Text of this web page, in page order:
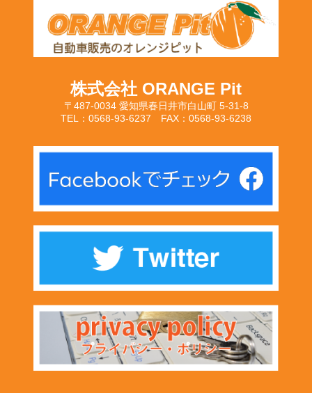
株式会社 ORANGE Pit
〒487-0034 愛知県春日井市白山町 5-31-8
TEL：0568-93-6237 FAX：0568-93-6238